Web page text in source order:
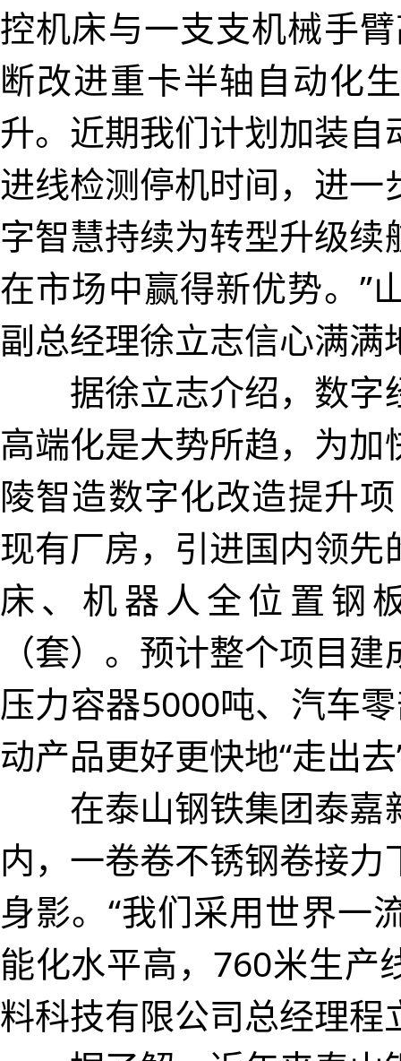
控机床与一支支机械手
断改进重卡半轴自动化
升。近期我们计划加装
进线检测停机时间，进
字智慧持续为转型升级
在市场中赢得新优势。”
副总经理徐立志信心满满
据徐立志介绍，数字
高端化是大势所趋，为
陵智造数字化改造提升
现有厂房，引进国内领
床、机器人全位置钢
（套）。预计整个项目
压力容器5000吨、汽车
动产品更好更快地“走出
在泰山钢铁集团泰嘉
内，一卷卷不锈钢卷接
身影。“我们采用世界一
能化水平高，760米生产
料科技有限公司总经理程